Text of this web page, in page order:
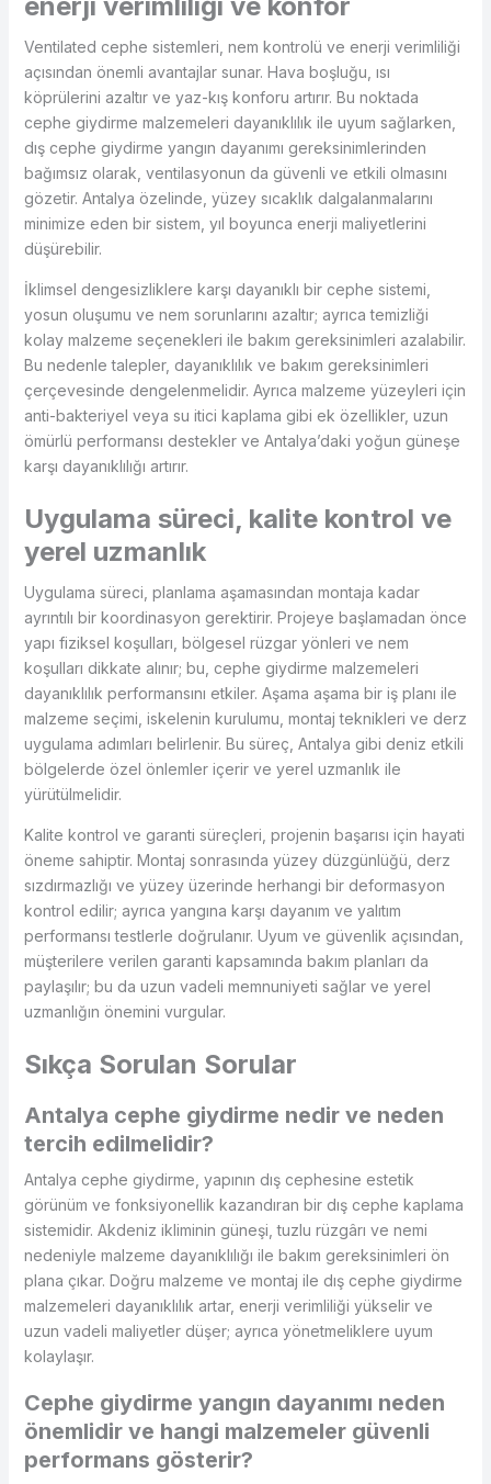
Ventilated cephe sistemleri, nem kontrolü ve enerji verimliliği
açısından önemli avantajlar sunar. Hava boşluğu, ısı
köprülerini azaltır ve yaz-kış konforu artırır. Bu noktada
cephe giydirme malzemeleri dayanıklılık ile uyum sağlarken,
dış cephe giydirme yangın dayanımı gereksinimlerinden
bağımsız olarak, ventilasyonun da güvenli ve etkili olmasını
gözetir. Antalya özelinde, yüzey sıcaklık dalgalanmalarını
minimize eden bir sistem, yıl boyunca enerji maliyetlerini
düşürebilir.
İklimsel dengesizliklere karşı dayanıklı bir cephe sistemi,
yosun oluşumu ve nem sorunlarını azaltır; ayrıca temizliği
kolay malzeme seçenekleri ile bakım gereksinimleri azalabilir.
Bu nedenle talepler, dayanıklılık ve bakım gereksinimleri
çerçevesinde dengelenmelidir. Ayrıca malzeme yüzeyleri için
anti-bakteriyel veya su itici kaplama gibi ek özellikler, uzun
ömürlü performansı destekler ve Antalya’daki yoğun güneşe
karşı dayanıklılığı artırır.
Uygulama süreci, kalite kontrol ve
yerel uzmanlık
Uygulama süreci, planlama aşamasından montaja kadar
ayrıntılı bir koordinasyon gerektirir. Projeye başlamadan önce
yapı fiziksel koşulları, bölgesel rüzgar yönleri ve nem
koşulları dikkate alınır; bu, cephe giydirme malzemeleri
dayanıklılık performansını etkiler. Aşama aşama bir iş planı ile
malzeme seçimi, iskelenin kurulumu, montaj teknikleri ve derz
uygulama adımları belirlenir. Bu süreç, Antalya gibi deniz etkili
bölgelerde özel önlemler içerir ve yerel uzmanlık ile
yürütülmelidir.
Kalite kontrol ve garanti süreçleri, projenin başarısı için hayati
öneme sahiptir. Montaj sonrasında yüzey düzgünlüğü, derz
sızdırmazlığı ve yüzey üzerinde herhangi bir deformasyon
kontrol edilir; ayrıca yangına karşı dayanım ve yalıtım
performansı testlerle doğrulanır. Uyum ve güvenlik açısından,
müşterilere verilen garanti kapsamında bakım planları da
paylaşılır; bu da uzun vadeli memnuniyeti sağlar ve yerel
uzmanlığın önemini vurgular.
Sıkça Sorulan Sorular
Antalya cephe giydirme nedir ve neden
tercih edilmelidir?
Antalya cephe giydirme, yapının dış cephesine estetik
görünüm ve fonksiyonellik kazandıran bir dış cephe kaplama
sistemidir. Akdeniz ikliminin güneşi, tuzlu rüzgârı ve nemi
nedeniyle malzeme dayanıklılığı ile bakım gereksinimleri ön
plana çıkar. Doğru malzeme ve montaj ile dış cephe giydirme
malzemeleri dayanıklılık artar, enerji verimliliği yükselir ve
uzun vadeli maliyetler düşer; ayrıca yönetmeliklere uyum
kolaylaşır.
Cephe giydirme yangın dayanımı neden
önemlidir ve hangi malzemeler güvenli
performans gösterir?